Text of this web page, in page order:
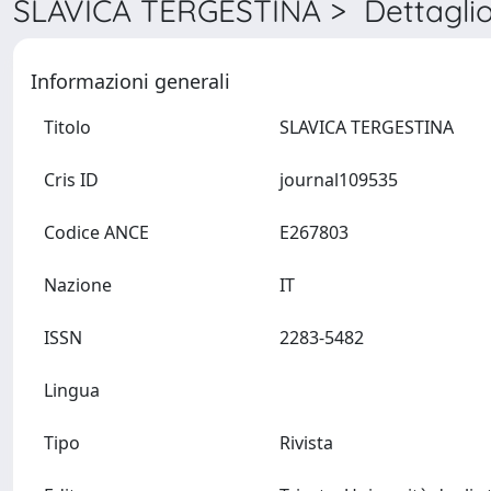
SLAVICA TERGESTINA >
Informazioni generali
Titolo
Cris ID
Codice ANCE
Nazione
ISSN
Lingua
Tipo Rivista